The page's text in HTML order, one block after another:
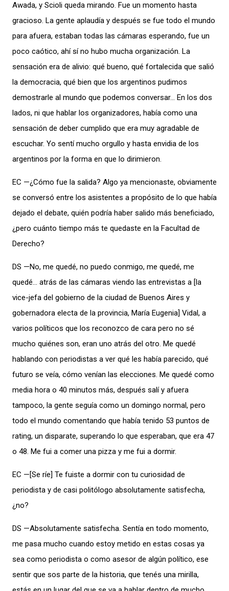
Awada, y Scioli queda mirando. Fue un momento hasta
gracioso. La gente aplaudía y después se fue todo el mundo
para afuera, estaban todas las cámaras esperando, fue un
poco caótico, ahí sí no hubo mucha organización. La
sensación era de alivio: qué bueno, qué fortalecida que salió
la democracia, qué bien que los argentinos pudimos
demostrarle al mundo que podemos conversar… En los dos
lados, ni que hablar los organizadores, había como una
sensación de deber cumplido que era muy agradable de
escuchar. Yo sentí mucho orgullo y hasta envidia de los
argentinos por la forma en que lo dirimieron.
EC —¿Cómo fue la salida? Algo ya mencionaste, obviamente
se conversó entre los asistentes a propósito de lo que había
dejado el debate, quién podría haber salido más beneficiado,
¿pero cuánto tiempo más te quedaste en la Facultad de
Derecho?
DS —No, me quedé, no puedo conmigo, me quedé, me
quedé… atrás de las cámaras viendo las entrevistas a [la
vice-jefa del gobierno de la ciudad de Buenos Aires y
gobernadora electa de la provincia, María Eugenia] Vidal, a
varios políticos que los reconozco de cara pero no sé
mucho quiénes son, eran uno atrás del otro. Me quedé
hablando con periodistas a ver qué les había parecido, qué
futuro se veía, cómo venían las elecciones. Me quedé como
media hora o 40 minutos más, después salí y afuera
tampoco, la gente seguía como un domingo normal, pero
todo el mundo comentando que había tenido 53 puntos de
rating, un disparate, superando lo que esperaban, que era 47
o 48. Me fui a comer una pizza y me fui a dormir.
EC —[Se ríe] Te fuiste a dormir con tu curiosidad de
periodista y de casi politólogo absolutamente satisfecha,
¿no?
DS —Absolutamente satisfecha. Sentía en todo momento,
me pasa mucho cuando estoy metido en estas cosas ya
sea como periodista o como asesor de algún político, ese
sentir que sos parte de la historia, que tenés una mirilla,